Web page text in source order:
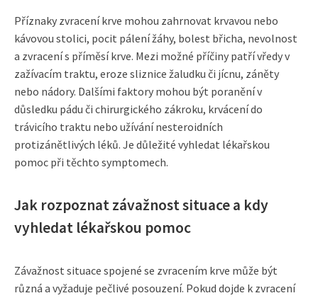
Příznaky zvracení krve mohou zahrnovat krvavou nebo
kávovou stolici, pocit pálení žáhy, bolest břicha, nevolnost
a zvracení s příměsí krve. Mezi možné příčiny patří vředy v
zažívacím traktu, eroze sliznice žaludku či jícnu, záněty
nebo nádory. Dalšími faktory mohou být poranění v
důsledku pádu či chirurgického zákroku, krvácení do
trávicího traktu nebo užívání nesteroidních
protizánětlivých léků. Je důležité vyhledat lékařskou
pomoc při těchto symptomech.
Jak rozpoznat závažnost situace a kdy
vyhledat lékařskou pomoc
Závažnost situace spojené se zvracením krve může být
různá a vyžaduje pečlivé posouzení. Pokud dojde k zvracení